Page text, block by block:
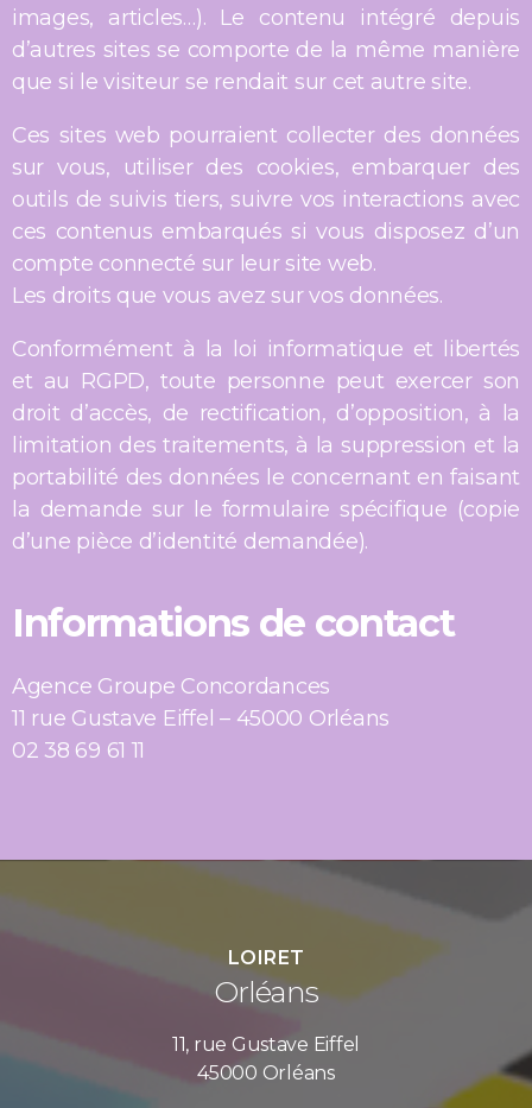
images, articles…). Le contenu intégré depuis
d’autres sites se comporte de la même manière
que si le visiteur se rendait sur cet autre site.
Ces sites web pourraient collecter des données
sur vous, utiliser des cookies, embarquer des
outils de suivis tiers, suivre vos interactions avec
ces contenus embarqués si vous disposez d’un
compte connecté sur leur site web.
Les droits que vous avez sur vos données.
Conformément à la loi informatique et libertés
et au RGPD, toute personne peut exercer son
droit d’accès, de rectification, d’opposition, à la
limitation des traitements, à la suppression et la
portabilité des données le concernant en faisant
la demande sur le formulaire spécifique (copie
d’une pièce d’identité demandée).
Informations de contact
Agence Groupe Concordances
11 rue Gustave Eiffel – 45000 Orléans
02 38 69 61 11
LOIRET
Orléans
11, rue Gustave Eiffel
45000 Orléans